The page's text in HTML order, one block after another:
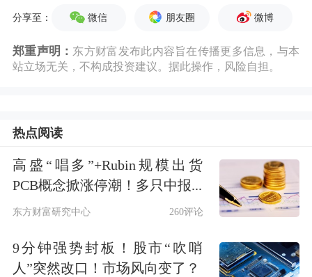
国人损失约15万美元的房屋净值。
报告还显示，美国房市正呈现出鲜明的
大的购房者，则能支付更高的首付，甚
至以现金全款购房。
NAR副首席经济学家兼研究副总裁
地产市场的影响是惊人的。如今的首次
分享至： 微信 朋友圈 微博
郑重声明： 东方财富发布此内容旨在传播更多信息，与本
站立场无关，不构成投资建议。据此操作，风险自担。
热点阅读
高盛“唱多”+Rubin规模出货
PCB概念掀涨停潮！多只中报...
东方财富研究中心 260评论
9分钟强势封板！股市“吹哨
人”突然改口！市场风向变了？